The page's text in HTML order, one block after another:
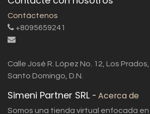
Contáctenos
+8095659241
Calle José R. López No. 12, Los Prados,
Santo Domingo, D.N.
Simeni Partner SRL - Acerca de
Somos una tienda virtual enfocada